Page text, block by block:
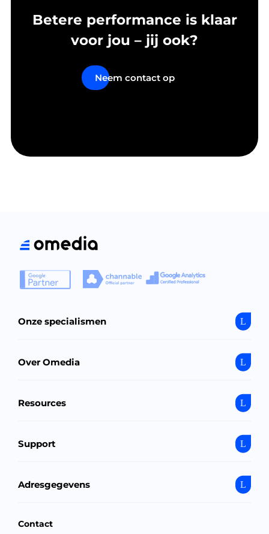
Betere performance is klaar
voor jou – jij ook?
Neem contact op
Onze specialismen
Over Omedia
Resources
Support
Adresgegevens
Contact